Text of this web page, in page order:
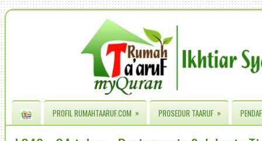
PROFIL RUMAHTAARUF.COM » PROSEDUR TAARUF »